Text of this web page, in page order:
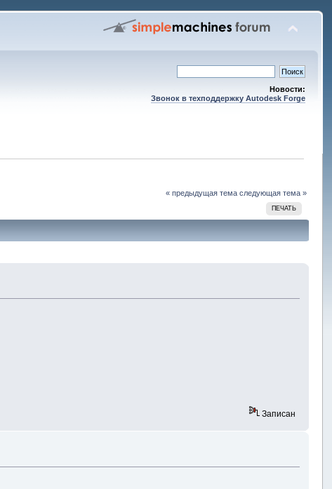
Новости:
Звонок в техподдержку Autodesk Forge
« предыдущая тема следующая тема »
ПЕЧАТЬ
Записан